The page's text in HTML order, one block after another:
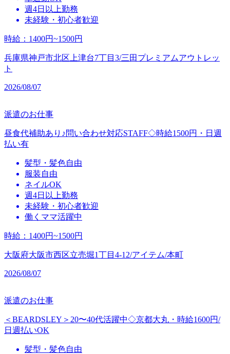
週4日以上勤務
未経験・初心者歓迎
時給 ： 1400円~1500円
兵庫県神戸市北区上津台7丁目3/三田プレミアムアウトレッ
ト
2026/08/07
派遣のお仕事
昼食代補助あり♪問い合わせ対応STAFF◇時給1500円・日週
払い有
髪型・髪色自由
服装自由
ネイルOK
週4日以上勤務
未経験・初心者歓迎
働くママ活躍中
時給 ： 1400円~1500円
大阪府大阪市西区立売堀1丁目4-12/アイテム/本町
2026/08/07
派遣のお仕事
＜BEARDSLEY＞20〜40代活躍中◇京都大丸・時給1600円/
日週払いOK
髪型・髪色自由